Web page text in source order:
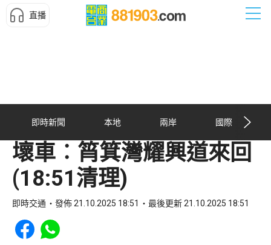
直播
即時新聞 本地 兩岸 國際
壞車︰筲箕灣耀興道來回
(18:51清理)
即時交通 發佈 21.10.2025 18:51 最後更新 21.10.2025 18:51
Share to Facebook
Share to WhatsApp